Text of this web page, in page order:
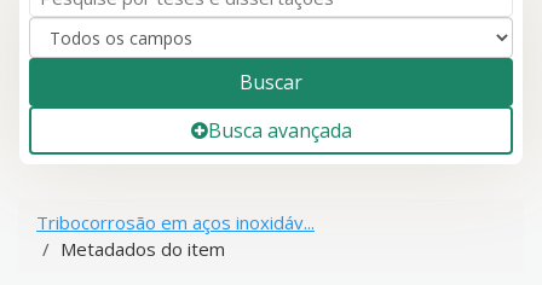
Buscar
Busca avançada
Tribocorrosão em aços inoxidáv...
Metadados do item